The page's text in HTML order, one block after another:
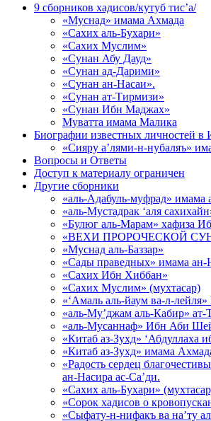
9 сборников хадисов/кутуб тис’а/
«Муснад» имама Ахмада
«Сахих аль-Бухари»
«Сахих Муслим»
«Сунан Абу Дауд»
«Сунан ад-Дарими»
«Сунан ан-Насаи».
«Сунан ат-Тирмизи»
«Сунан Ибн Маджах»
Муватта имама Малика
Биографии известных личностей в
«Сияру а’лями-н-нубаляъ»
Вопросы и Ответы
Доступ к материалу ограничен
Другие сборники
«аль-Адабуль-муфрад» имама
«аль-Мустадрак ‘аля
«Булюг аль-Марам» хафиза
«ВЕХИ ПРОРОЧЕСКОЙ
«Муснад аль-Баззар»
«Сады праведных» имама ан-
«Сахих Ибн Хиббан»
«Сахих Муслим» (мухтасар)
«‘Амаль аль-йаум ва-л-
«аль-Му’джам аль-Кабир» ат-
«аль-Мусаннаф» Ибн Аби
«Китаб аз-Зухд» ‘Абдуллаха
«Китаб аз-Зухд» имама
«Радость сердец
ан-Насира ас-Са’ди.
«Сахих аль-Бухари»
«Сорок хадисов о
«Сыфату-н-нифакъ ва на’ту